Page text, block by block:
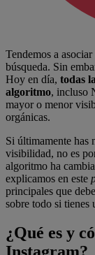
Tendemos a
búsqueda. Sin
Hoy en día, todas
algoritmo, incluso
mayor o menor
orgánicas.
Si últimamente has
visibilidad, no es
algoritmo ha
explicamos en este
principales que
sobre todo si tienes
¿Qué es y